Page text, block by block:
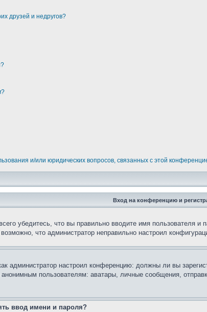
друзей и недругов?
и/или юридических вопросов, связанных с этой
Вход на конференцию и
убедитесь, что вы правильно вводите имя пользователя
что администратор неправильно настроил
администратор настроил конференцию: должны ли вы
пользователям: аватары, личные сообщения,
ввод имени и пароля?